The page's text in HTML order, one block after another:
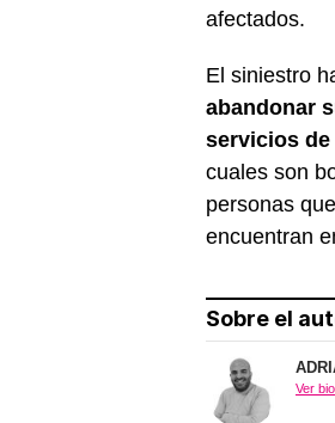
afectados.
El siniestro
abandonar
servicios de
cuales son
personas
encuentran
Sobre el
Ver